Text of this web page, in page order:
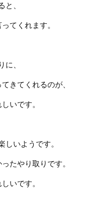
と、
てくれます。
に、
きてくれるのが、
いです。
しいようです。
たやり取りです。
いです。